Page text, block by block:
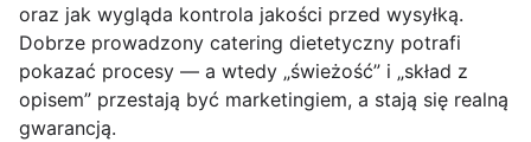
oraz jak wygląda kontrola jakości przed wysyłką.
Dobrze prowadzony catering dietetyczny potrafi
pokazać procesy — a wtedy „świeżość” i „skład z
opisem” przestają być marketingiem, a stają się realną
gwarancją.